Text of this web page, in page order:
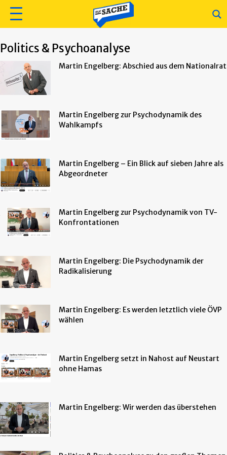
Politics & Psychoanalyse
Martin Engelberg: Abschied aus dem Nationalrat
Martin Engelberg zur Psychodynamik des
Wahlkampfs
Martin Engelberg – Ein Blick auf sieben Jahre als
Abgeordneter
Martin Engelberg zur Psychodynamik von TV-
Konfrontationen
Martin Engelberg: Die Psychodynamik der
Radikalisierung
Martin Engelberg: Es werden letztlich viele ÖVP
wählen
Martin Engelberg setzt in Nahost auf Neustart
ohne Hamas
Martin Engelberg: Wir werden das überstehen